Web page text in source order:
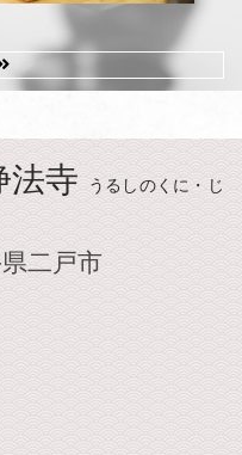
法寺
うるしのくに・じ
二戸市